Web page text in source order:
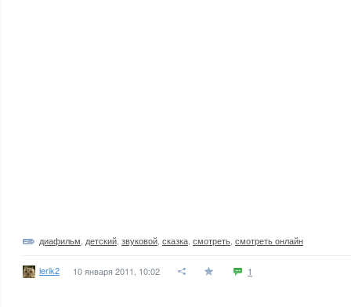
диафильм детский звуковой сказка смотреть смотреть онлайн
lerik2 10 января 2011, 10:02 1